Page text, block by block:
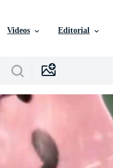
Videos Editorial